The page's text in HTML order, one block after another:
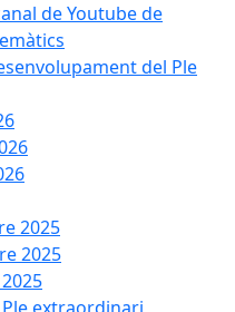
de Youtube de
del Ple
2025
2025